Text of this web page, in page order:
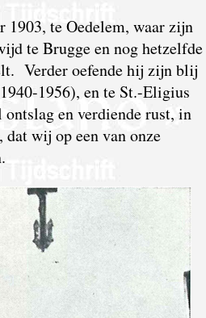
1903, te Oedelem, waar zijn
te Brugge en nog hetzelfde
Verder oefende hij zijn blij
1956), en te St.-Eligius
en verdiende rust, in
wij op een van onze